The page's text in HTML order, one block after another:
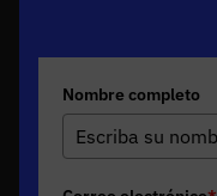
Nombre completo